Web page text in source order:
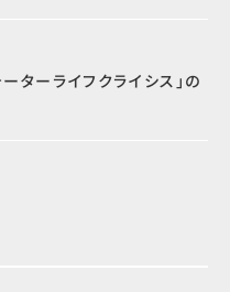
ターライフクライシス」の